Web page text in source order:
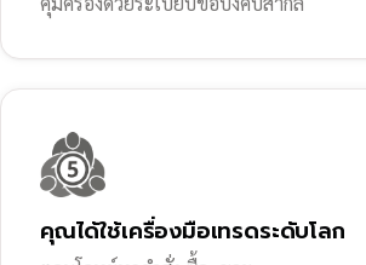
คุณได้ใช้เครื่องมือเทรดระดับโลก